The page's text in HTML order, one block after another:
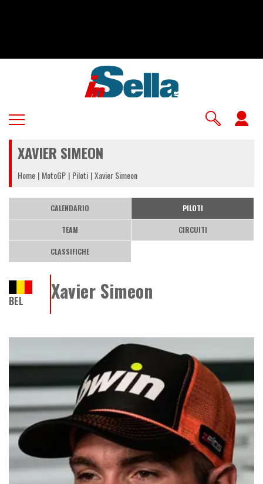
XAVIER SIMEON
Home MotoGP Piloti Xavier Simeon
CALENDARIO PILOTI
TEAM CIRCUITI
CLASSIFICHE
Xavier Simeon
BEL